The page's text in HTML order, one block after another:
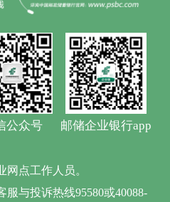
公众号 邮储企业银行app
点工作人员。
与投诉热线95580或40088-